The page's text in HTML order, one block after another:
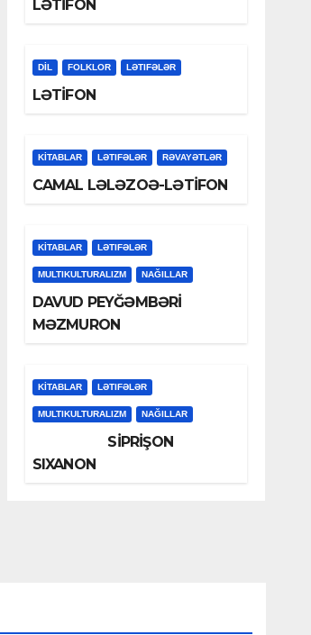
LƏTİFON
DİL FOLKLOR LƏTIFƏLƏR
LƏTİFON
KİTABLAR LƏTIFƏLƏR RƏVAYƏTLƏR
CAMAL LƏLƏZOƏ-LƏTİFON
KİTABLAR LƏTIFƏLƏR
MULTIKULTURALIZM NAĞILLAR
DAVUD PEYĞƏMBƏRİ
MƏZMURON
KİTABLAR LƏTIFƏLƏR
MULTIKULTURALIZM NAĞILLAR
SİPRİŞON
SIXANON